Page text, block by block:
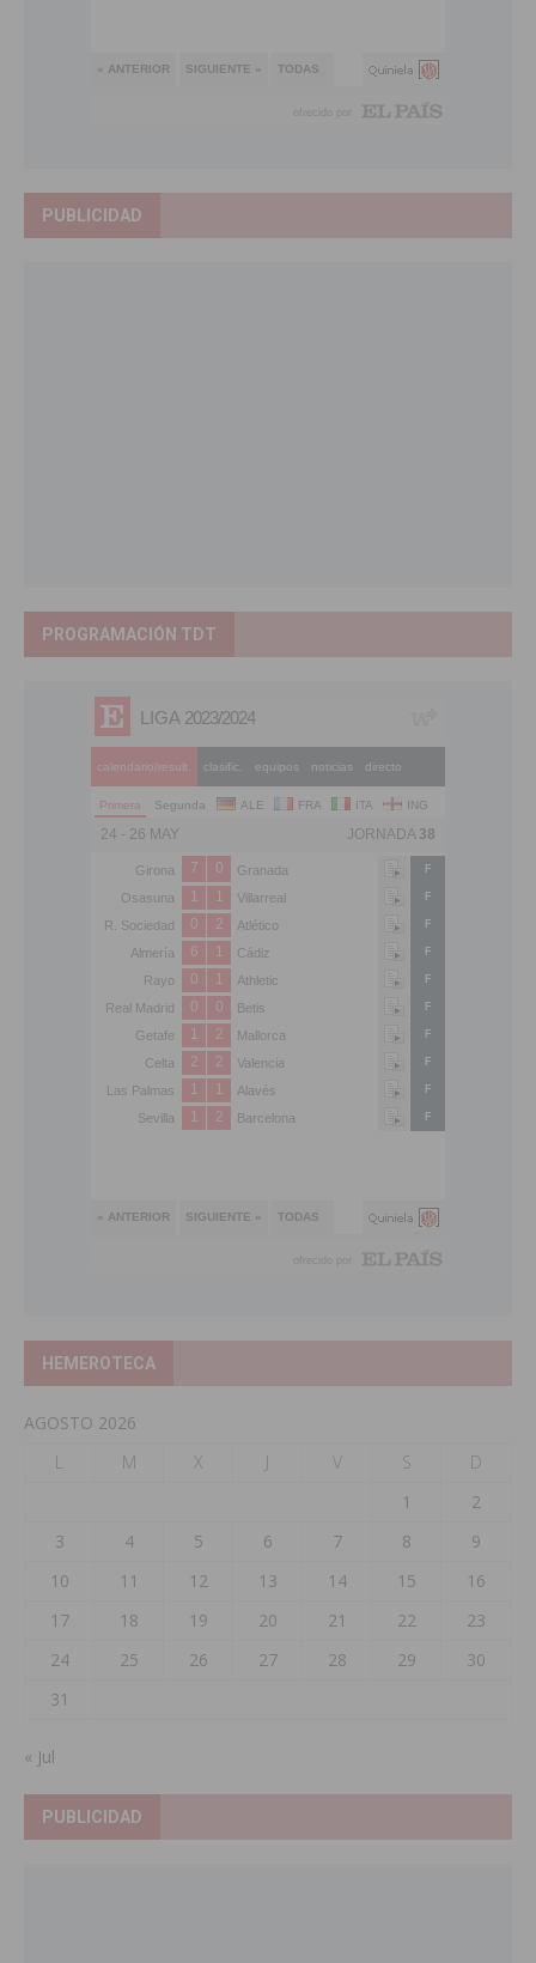
PUBLICIDAD
PROGRAMACIÓN TDT
HEMEROTECA
AGOSTO 2026
L
M X J V S
D
1
2
3
4 5 6 7 8
9
10
11 12 13 14 15
16
17
18 19 20 21 22
23
24
25 26 27 28 29
30
31
« Jul
PUBLICIDAD